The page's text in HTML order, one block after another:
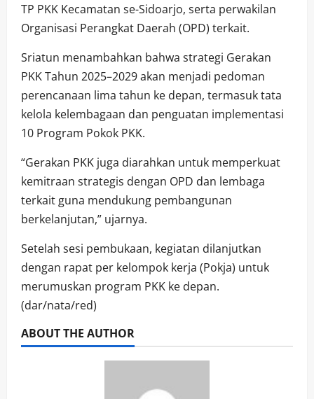
TP PKK Kecamatan se-Sidoarjo, serta perwakilan
Organisasi Perangkat Daerah (OPD) terkait.
Sriatun menambahkan bahwa strategi Gerakan
PKK Tahun 2025–2029 akan menjadi pedoman
perencanaan lima tahun ke depan, termasuk tata
kelola kelembagaan dan penguatan implementasi
10 Program Pokok PKK.
“Gerakan PKK juga diarahkan untuk memperkuat
kemitraan strategis dengan OPD dan lembaga
terkait guna mendukung pembangunan
berkelanjutan,” ujarnya.
Setelah sesi pembukaan, kegiatan dilanjutkan
dengan rapat per kelompok kerja (Pokja) untuk
merumuskan program PKK ke depan.
(dar/nata/red)
ABOUT THE AUTHOR